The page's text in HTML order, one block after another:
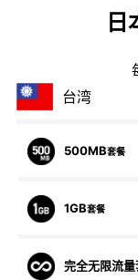
台湾
500MB套餐
1GB套餐
完全无限流量